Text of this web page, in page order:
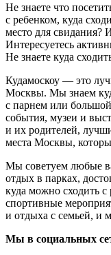
Не знаете что
с ребенком, куда
место для свидания?
Интересуетесь
Не знаете куда
Кудамоскоу — это
Москвы. Мы знаем
с парнем или
события, музеи и
и их родителей,
места Москвы,
Мы советуем любые
отдых в парках,
куда можно сходить
спортивные
и отдыха с семьей, и
Мы в социальных